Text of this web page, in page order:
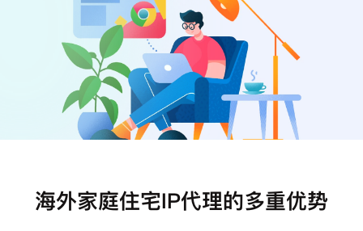
海外家庭住宅IP代理的多重优势